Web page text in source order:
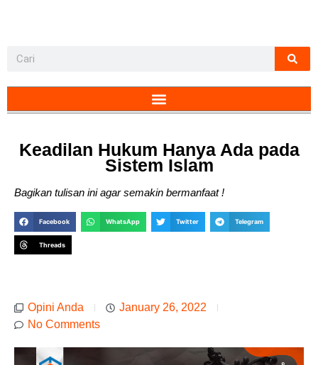
Keadilan Hukum Hanya Ada pada
Sistem Islam
Bagikan tulisan ini agar semakin bermanfaat !
Facebook WhatsApp Twitter Telegram
Threads
Opini Anda
January 26, 2022
No Comments